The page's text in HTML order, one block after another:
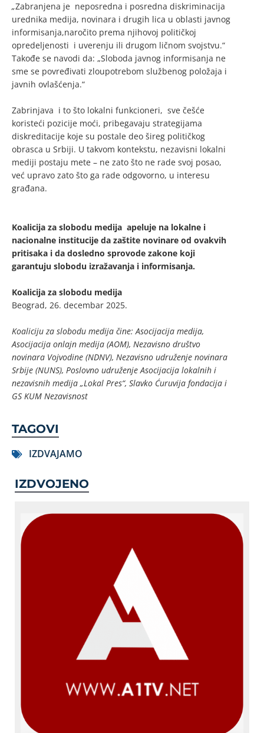
„Zabranjena je neposredna i posredna diskriminacija
urednika medija, novinara i drugih lica u oblasti javnog
informisanja,naročito prema njihovoj političkoj
opredeljenosti i uverenju ili drugom ličnom svojstvu.“
Takođe se navodi da: „Sloboda javnog informisanja ne
sme se povređivati zloupotrebom službenog položaja i
javnih ovlašćenja.“
Zabrinjava i to što lokalni funkcioneri, sve češće
koristeći pozicije moći, pribegavaju strategijama
diskreditacije koje su postale deo šireg političkog
obrasca u Srbiji. U takvom kontekstu, nezavisni lokalni
mediji postaju mete – ne zato što ne rade svoj posao,
već upravo zato što ga rade odgovorno, u interesu
građana.
Koalicija za slobodu medija apeluje na lokalne i
nacionalne institucije da zaštite novinare od ovakvih
pritisaka i da dosledno sprovode zakone koji
garantuju slobodu izražavanja i informisanja.
Koalicija za slobodu medija
Beograd, 26. decembar 2025.
Koaliciju za slobodu medija čine: Asocijacija medija,
Asocijacija onlajn medija (AOM), Nezavisno društvo
novinara Vojvodine (NDNV), Nezavisno udruženje novinara
Srbije (NUNS), Poslovno udruženje Asocijacija lokalnih i
nezavisnih medija „Lokal Pres“, Slavko Ćuruvija fondacija i
GS KUM Nezavisnost
TAGOVI
IZDVAJAMO
IZDVOJENO